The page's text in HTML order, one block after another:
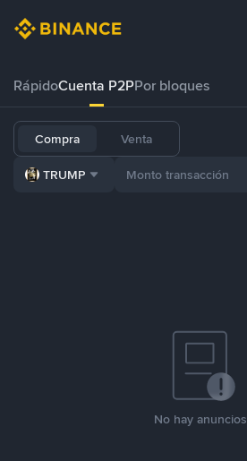
RápidoCuenta P2PPor bloques
Compra Venta
TRUMP
No hay anuncios